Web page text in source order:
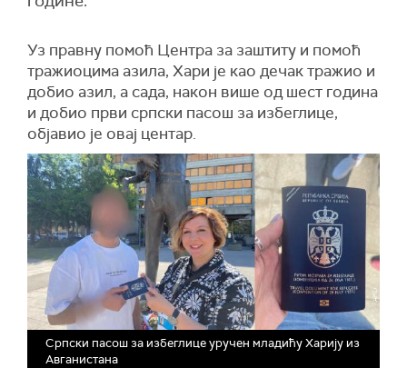
Уз правну помоћ Центра за заштиту и помоћ
тражиоцима азила, Хари је као дечак тражио и
добио азил, а сада, након више од шест година
и добио први српски пасош за избеглице,
објавио је овај центар.
Српски пасош за избеглице уручен младићу Харију из
Авганистана